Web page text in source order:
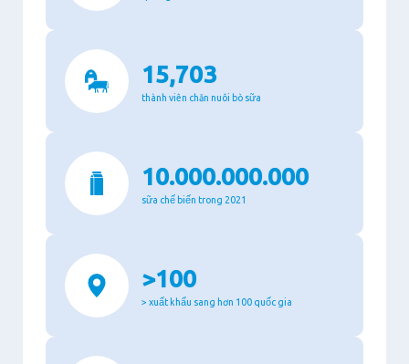
15,703
thành viên chăn nuôi bò sữa
10.000.000.000
sữa chế biến trong 2021
>100
> xuất khẩu sang hơn 100 quốc gia